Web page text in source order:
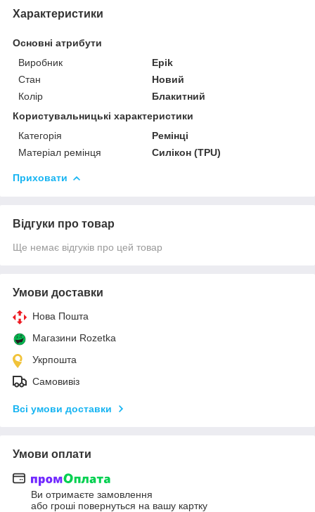
Характеристики
Основні атрибути
Виробник
Epik
Стан
Новий
Колір
Блакитний
Користувальницькі характеристики
Категорія
Ремінці
Матеріал ремінця
Силікон (TPU)
Приховати
Відгуки про товар
Ще немає відгуків про цей товар
Умови доставки
Нова Пошта
Магазини Rozetka
Укрпошта
Самовивіз
Всі умови доставки
Умови оплати
Ви отримаєте замовлення
або гроші повернуться на вашу картку